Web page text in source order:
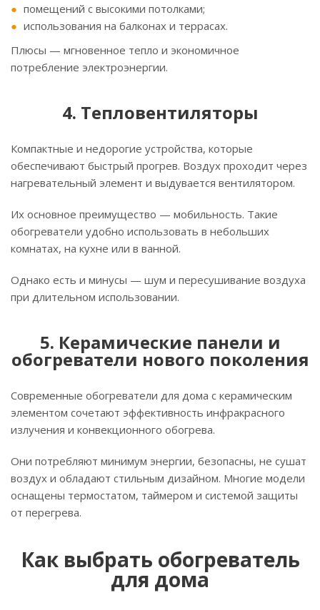
помещений с высокими потолками;
использования на балконах и террасах.
Плюсы — мгновенное тепло и экономичное
потребление электроэнергии.
4. Тепловентиляторы
Компактные и недорогие устройства, которые
обеспечивают быстрый прогрев. Воздух проходит через
нагревательный элемент и выдувается вентилятором.
Их основное преимущество — мобильность. Такие
обогреватели удобно использовать в небольших
комнатах, на кухне или в ванной.
Однако есть и минусы — шум и пересушивание воздуха
при длительном использовании.
5. Керамические панели и
обогреватели нового поколения
Современные обогреватели для дома с керамическим
элементом сочетают эффективность инфракрасного
излучения и конвекционного обогрева.
Они потребляют минимум энергии, безопасны, не сушат
воздух и обладают стильным дизайном. Многие модели
оснащены термостатом, таймером и системой защиты
от перегрева.
Как выбрать обогреватель
для дома